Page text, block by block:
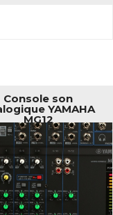
Console son
YAMAHA
MG12